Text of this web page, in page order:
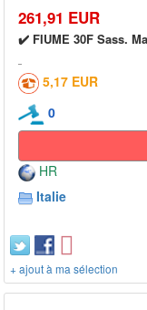
261,91 EUR
✔️ FIUME 30F Sass.
5,17 EUR
0
HR
Italie
+ ajout à ma sélection